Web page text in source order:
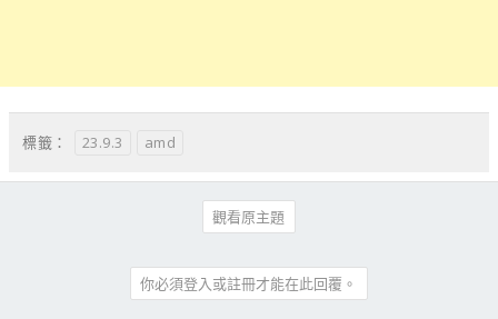
標籤： 23.9.3 amd
觀看原主題
你必須登入或註冊才能在此回覆。